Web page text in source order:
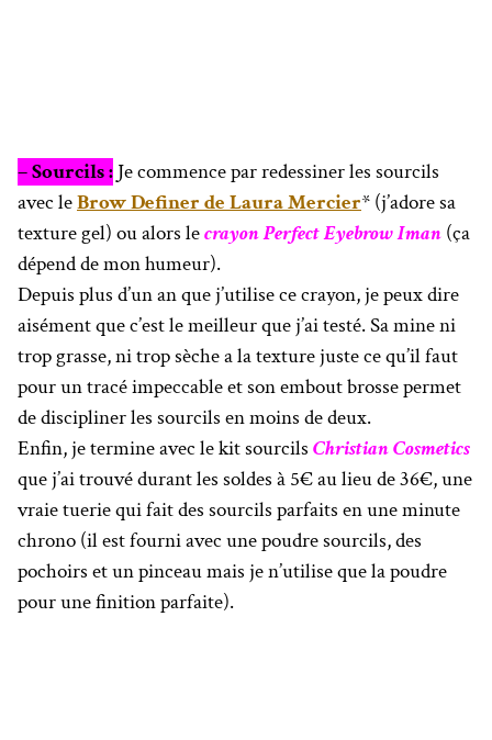
– Sourcils : Je commence par redessiner les sourcils
avec leBrow Definer de Laura Mercier* (j’adore sa
texture gel) ou alors lecrayon Perfect Eyebrow Iman (ça
dépend de mon humeur).
Depuis plus d’un an que j’utilise ce crayon, je peux dire
aisément que c’est le meilleur que j’ai testé. Sa mine ni
trop grasse, ni trop sèche a la texture juste ce qu’il faut
pour un tracé impeccable et son embout brosse permet
de discipliner les sourcils en moins de deux.
Enfin, je termine avec le kit sourcils Christian Cosmetics
que j’ai trouvé durant les soldes à 5€ au lieu de 36€, une
vraie tuerie qui fait des sourcils parfaits en une minute
chrono (il est fourni avec une poudre sourcils, des
pochoirs et un pinceau mais je n’utilise que la poudre
pour une finition parfaite).